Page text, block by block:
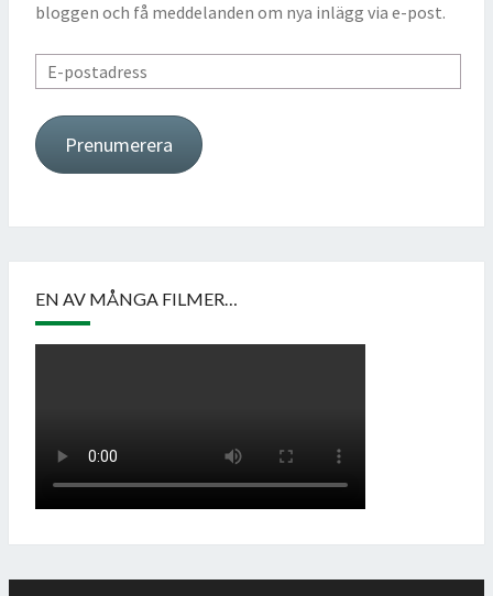
bloggen och få meddelanden om nya inlägg via e-post.
E-
Prenumerera
EN AV MÅNGA FILMER…